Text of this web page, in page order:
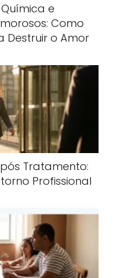
e
Como
Destruir o Amor
Tratamento:
Profissional